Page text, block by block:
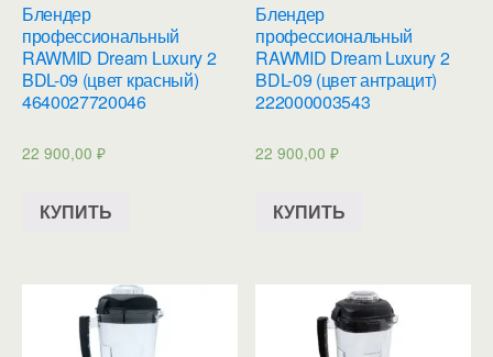
Блендер
профессиональный
RAWMID Dream Luxury 2
BDL-09 (цвет красный)
4640027720046
22 900,00 ₽
КУПИТЬ
Блендер
профессиональный
RAWMID Dream Luxury 2
BDL-09 (цвет антрацит)
222000003543
22 900,00₽
КУПИТЬ